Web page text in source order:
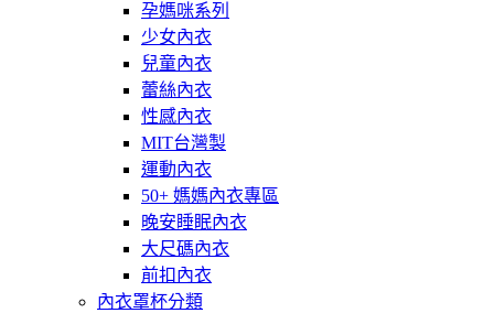
孕媽咪系列
少女內衣
兒童內衣
蕾絲內衣
性感內衣
MIT台灣製
運動內衣
50+ 媽媽內衣專區
晚安睡眠內衣
大尺碼內衣
前扣內衣
內衣罩杯分類